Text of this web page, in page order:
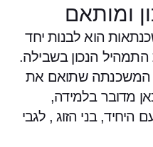
ומותאם
הוא לבנות יחד
הנכון בשבילה.
המשכנתה שתואם את
מדובר בלמידה,
בני הזוג , לגבי